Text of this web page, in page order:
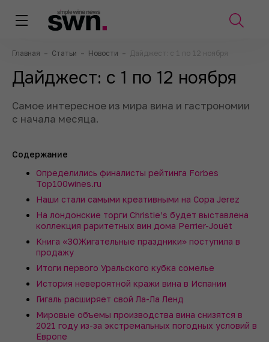
Главная – Статьи – Новости – Дайджест: с 1 по 12 ноября
Дайджест: с 1 по 12 ноября
Самое интересное из мира вина и гастрономии
с начала месяца.
Содержание
Определились финалисты рейтинга Forbes
Top100wines.ru
Наши стали самыми креативными на Copa Jerez
На лондонские торги Christie’s будет выставлена
коллекция раритетных вин дома Perrier-Jouët
Книга «ЗОЖигательные праздники» поступила в
продажу
Итоги первого Уральского кубка сомелье
История невероятной кражи вина в Испании
Гигаль расширяет свой Ла-Ла Ленд
Мировые объемы производства вина снизятся в
2021 году из-за экстремальных погодных условий в
Европе